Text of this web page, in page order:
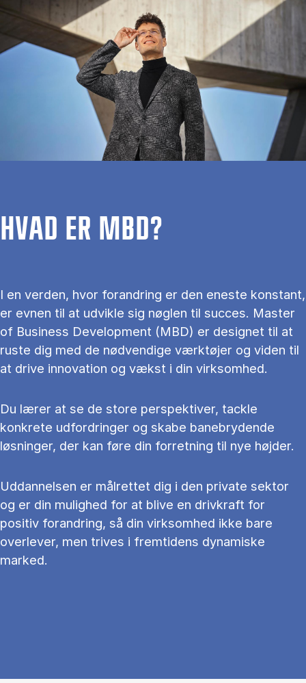
HVAD ER MBD?
I en verden, hvor forandring er den eneste konstant,
er evnen til at udvikle sig nøglen til succes. Master
of Business Development (MBD) er designet til at
ruste dig med de nødvendige værktøjer og viden til
at drive innovation og vækst i din virksomhed.
Du lærer at se de store perspektiver, tackle
konkrete udfordringer og skabe banebrydende
løsninger, der kan føre din forretning til nye højder.
Uddannelsen er målrettet dig i den private sektor
og er din mulighed for at blive en drivkraft for
positiv forandring, så din virksomhed ikke bare
overlever, men trives i fremtidens dynamiske
marked.